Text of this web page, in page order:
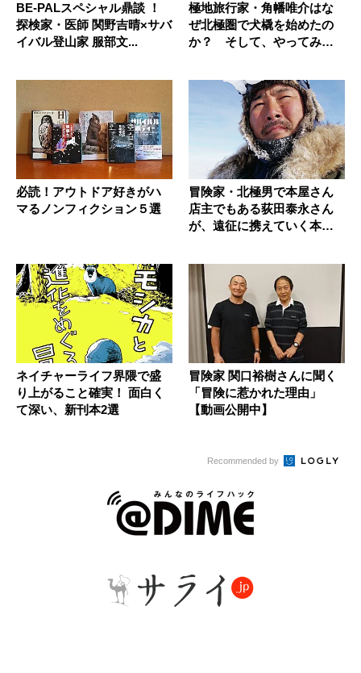
BE-PALスペシャル鼎談 ！
探検家・医師 関野吉晴×サバ
イバル登山家 服部文...
極地旅行家・角幡唯介はな
ぜ北極圏で犬橇を始めたの
か？ そして、やってみて
必読！アウトドア好きがハ
マるノンフィクション５選
冒険家・北極男で本屋さん
店主でもある荻田泰永さん
が、遠征に携えていく本と
ネイチャーライフ界隈で盛
り上がること確実！ 面白く
て深い、新刊本2選
冒険家 関口裕樹さんに聞く
「冒険に惹かれた理由」
【動画公開中】
Recommended by